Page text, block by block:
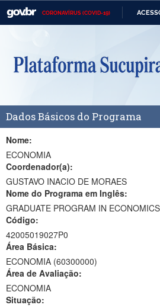
CORONAVÍRUS (COVID-19)
Casa Civil
Ministério da Defesa
Ministério da Economia
Ministério da Infraestrutura
Ministério da Educação
Ministério da Cidadania
Ministério da Saúde
Ministério da Ciência, Tecnologia, Inovações e
Ministério do Meio Ambiente
Dados Básicos do Programa
Nome:
ECONOMIA
Coordenador(a):
GUSTAVO INACIO DE MORAES
Nome do Programa em Inglês:
GRADUATE PROGRAM IN ECONOMICS
Código:
42005019027P0
Área Básica:
ECONOMIA (60300000)
Área de Avaliação:
ECONOMIA
Situação: